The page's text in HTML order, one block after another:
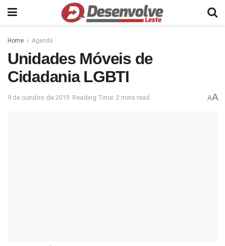
Home Agenda
Unidades Móveis de
Cidadania LGBTI
9 de outubro de 2019 Reading Time: 2 mins read AA